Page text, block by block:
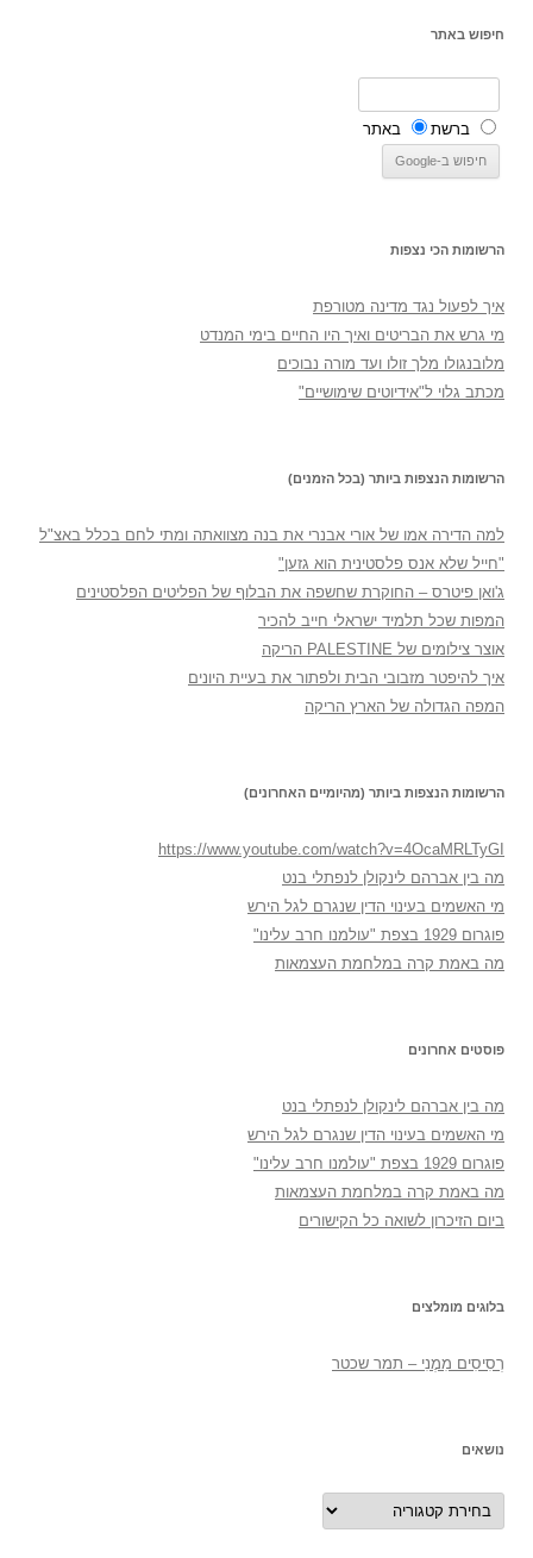
חיפוש באתר
ברשת באתר
הרשומות הכי נצפות
איך לפעול נגד מדינה מטורפת
מי גרש את הבריטים ואיך היו החיים בימי המנדט
מלובנגולו מלך זולו ועד מורה נבוכים
מכתב גלוי ל"אידיוטים שימושיים"
הרשומות הנצפות ביותר (בכל הזמנים)
למה הדירה אמו של אורי אבנרי את בנה מצוואתה ומתי לחם בכלל באצ"ל
"חייל שלא אנס פלסטינית הוא גזען"
ג'ואן פיטרס – החוקרת שחשפה את הבלוף של הפליטים הפלסטינים
המפות שכל תלמיד ישראלי חייב להכיר
אוצר צילומים של PALESTINE הריקה
איך להיפטר מזבובי הבית ולפתור את בעיית היונים
המפה הגדולה של הארץ הריקה
הרשומות הנצפות ביותר (מהיומיים האחרונים)
https://www.youtube.com/watch?v=4OcaMRLTyGI
מה בין אברהם לינקולן לנפתלי בנט
מי האשמים בעינוי הדין שנגרם לגל הירש
פוגרום 1929 בצפת "עולמנו חרב עלינו"
מה באמת קרה במלחמת העצמאות
פוסטים אחרונים
מה בין אברהם לינקולן לנפתלי בנט
מי האשמים בעינוי הדין שנגרם לגל הירש
פוגרום 1929 בצפת "עולמנו חרב עלינו"
מה באמת קרה במלחמת העצמאות
ביום הזיכרון לשואה כל הקישורים
בלוגים מומלצים
רְסִיסִים מִמֶנִי – תמר שכטר
נושאים
נושאים